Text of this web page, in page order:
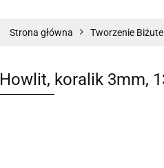
Strona główna Tworzenie
Howlit, koralik 3mm,